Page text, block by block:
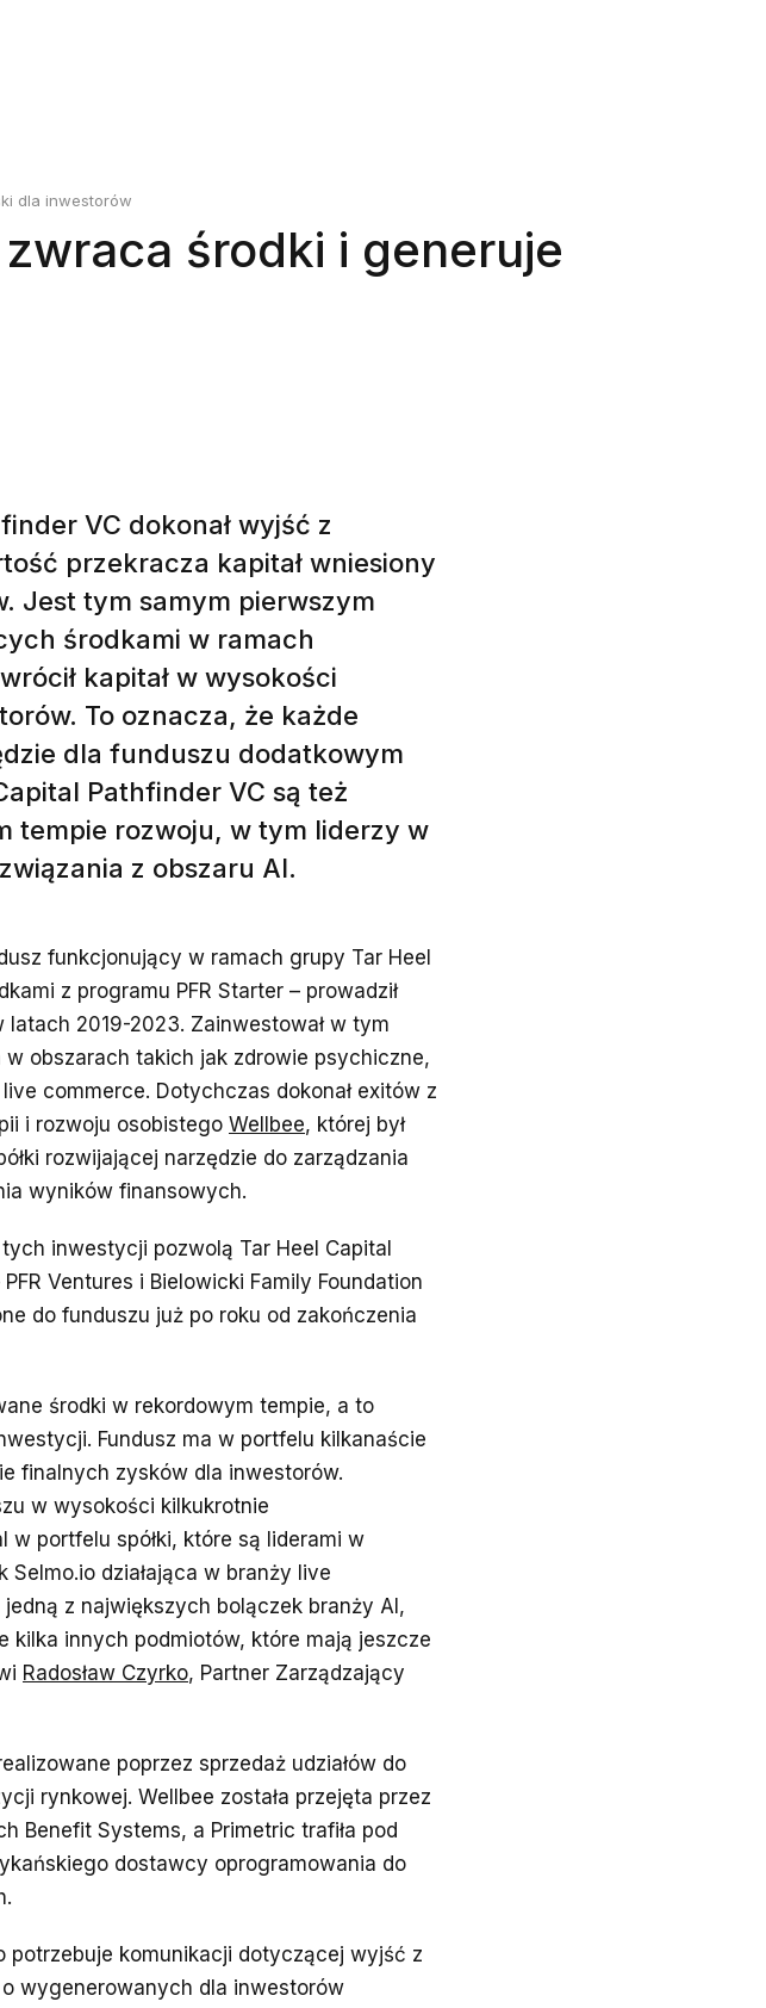
dla inwestorów
środki i generuje
VC dokonał wyjść z
przekracza kapitał wniesiony
Jest tym samym pierwszym
środkami w ramach
kapitał w wysokości
To oznacza, że każde
dla funduszu dodatkowym
Pathfinder VC są też
tempie rozwoju, w tym liderzy w
z obszaru AI.
funkcjonujący w ramach grupy Tar Heel
z programu PFR Starter – prowadził
2019-2023. Zainwestował w tym
obszarach takich jak zdrowie psychiczne,
commerce. Dotychczas dokonał exitów z
i rozwoju osobistego Wellbee, której był
rozwijającej narzędzie do zarządzania
wyników finansowych.
inwestycji pozwolą Tar Heel Capital
Ventures i Bielowicki Family Foundation
do funduszu już po roku od zakończenia
środki w rekordowym tempie, a to
Fundusz ma w portfelu kilkanaście
finalnych zysków dla inwestorów.
w wysokości kilkukrotnie
portfelu spółki, które są liderami w
działająca w branży live
z największych bolączek branży AI,
kilka innych podmiotów, które mają jeszcze
Radosław Czyrko, Partner Zarządzający
poprzez sprzedaż udziałów do
rynkowej. Wellbee została przejęta przez
Benefit Systems, a Primetric trafiła pod
dostawcy oprogramowania do
potrzebuje komunikacji dotyczącej wyjść z
wygenerowanych dla inwestorów